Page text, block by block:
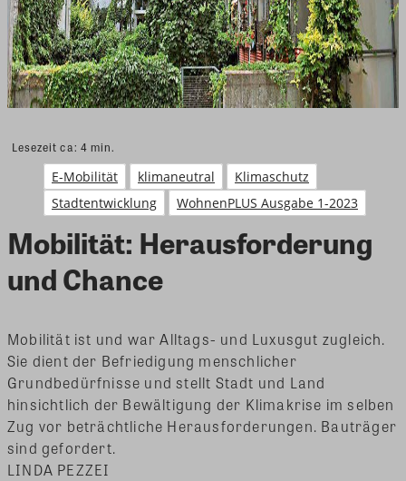
Lesezeit ca: 4 min.
E-Mobilität klimaneutral
Klimaschutz
Stadtentwicklung
WohnenPLUS Ausgabe 1-2023
Mobilität: Herausforderung
und Chance
Mobilität ist und war Alltags- und Luxusgut zugleich.
Sie dient der Befriedigung menschlicher
Grundbedürfnisse und stellt Stadt und Land
hinsichtlich der Bewältigung der Klimakrise im selben
Zug vor beträchtliche Herausforderungen. Bauträger
sind gefordert.
LINDA PEZZEI